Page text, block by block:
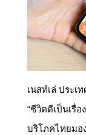
เนสท์เล่ ประเ
“ชีวิตดีเป็นเรื่อ
บริโภคไทยมอ